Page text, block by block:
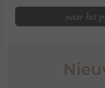
naar het